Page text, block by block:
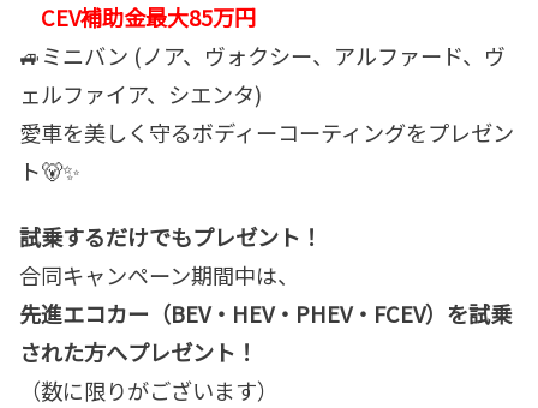
CEV補助金最大85万円
🚙ミニバン (ノア、ヴォクシー、アルファード、ヴ
ェルファイア、シエンタ)
愛車を美しく守るボディーコーティングをプレゼン
ト🐻✨
試乗するだけでもプレゼント！
合同キャンペーン期間中は、
先進エコカー（BEV・HEV・PHEV・FCEV）を試乗
された方へプレゼント！
（数に限りがございます）